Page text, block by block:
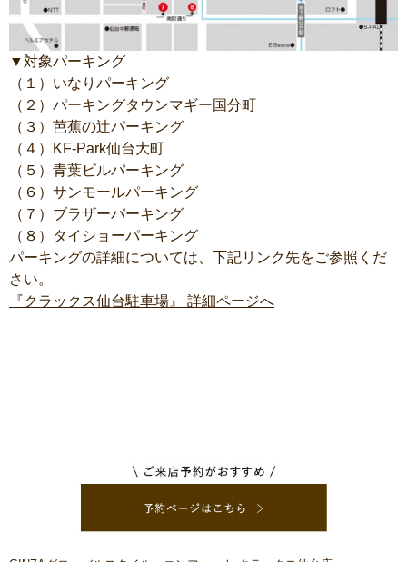
▼対象パーキング
（１）いなりパーキング
（２）パーキングタウンマギー国分町
（３）芭蕉の辻パーキング
（４）KF-Park仙台大町
（５）青葉ビルパーキング
（６）サンモールパーキング
（７）ブラザーパーキング
（８）タイショーパーキング
パーキングの詳細については、下記リンク先をご参照くだ
さい。
『クラックス仙台駐車場』 詳細ページへ